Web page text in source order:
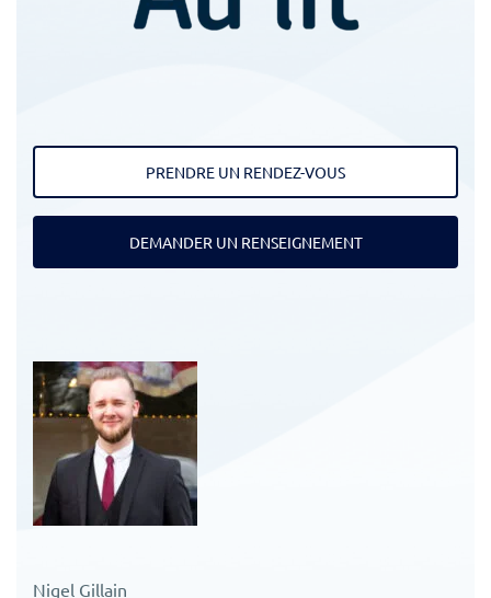
PRENDRE UN RENDEZ-VOUS
DEMANDER UN RENSEIGNEMENT
Nigel Gillain